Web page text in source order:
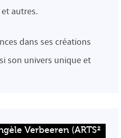
autres.
dans ses créations
son univers unique et
Verbeeren (ARTS²